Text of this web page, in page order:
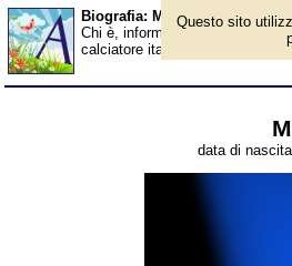
Biografia: Moreno Torricelli -
Chi è, informazioni, foto, qual è
calciatore italiano, allenatore.
data di
Questo sito